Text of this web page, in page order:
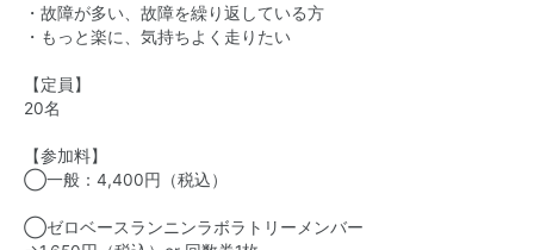
・故障が多い、故障を繰り返している方
・もっと楽に、気持ちよく走りたい
【定員】
20名
【参加料】
◯一般：4,400円（税込）
◯ゼロベースランニンラボラトリーメンバー